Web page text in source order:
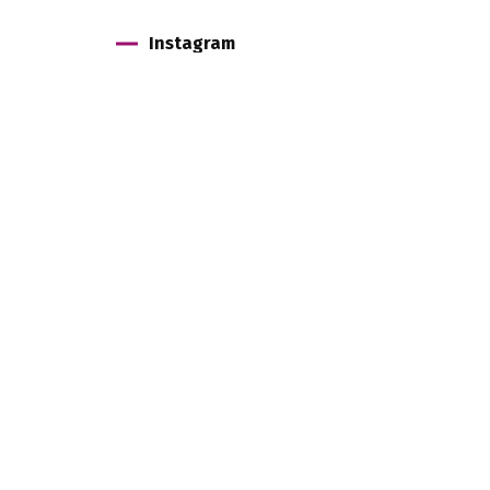
Instagram